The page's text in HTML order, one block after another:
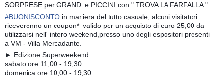
SORPRESE per GRANDI e PICCINI con " TROVA LA FARFALLA "
#BUONISCONTO in maniera del tutto casuale, alcuni visitatori
riceverenno un coupon* ,valido per un acquisto di euro 25,00 da
utilizzarsi nell' intero weekend,presso uno degli espositori presenti
a VM - Villa Mercadante.
► Edizione Superweekend
sabato ore 11,00 - 19,30
domenica ore 10,00 - 19,30